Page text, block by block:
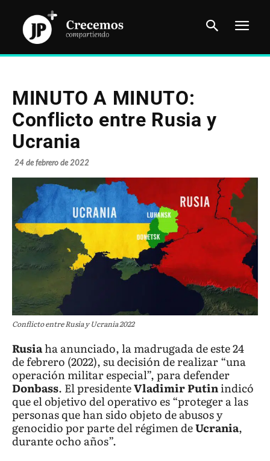
MINUTO A MINUTO:
Conflicto entre Rusia y
Ucrania
24 de febrero de 2022
Conflicto entre Rusia y Ucrania 2022
Rusiaha anunciado, la madrugada de este 24
de febrero (2022), su decisión de realizar “una
operación militar especial”, para defender
Donbass. El presidenteVladimir Putinindicó
que el objetivo del operativo es “proteger a las
personas que han sido objeto de abusos y
genocidio por parte del régimen deUcrania,
durante ocho años”.